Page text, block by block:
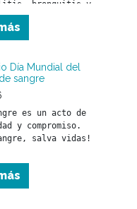
bronquitis y
Estas pueden
toda la población
a los
Día Mundial del
sangre
es un acto de
y compromiso.
salva vidas!